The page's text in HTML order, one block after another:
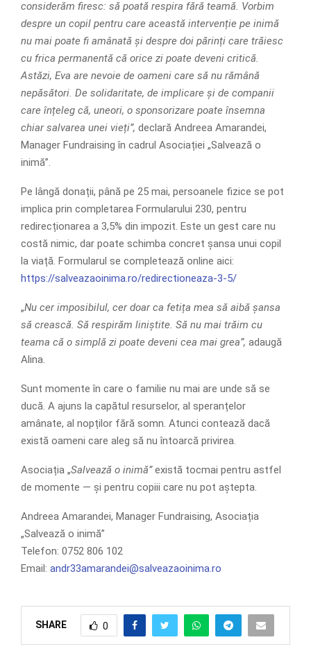
considerăm firesc: să poată respira fără teamă. Vorbim
despre un copil pentru care această intervenție pe inimă
nu mai poate fi amânată și despre doi părinți care trăiesc
cu frica permanentă că orice zi poate deveni critică.
Astăzi, Eva are nevoie de oameni care să nu rămână
nepăsători. De solidaritate, de implicare și de companii
care înțeleg că, uneori, o sponsorizare poate însemna
chiar salvarea unei vieți”, declară Andreea Amarandei,
Manager Fundraising în cadrul Asociației „Salvează o
inimă”.
Pe lângă donații, până pe 25 mai, persoanele fizice se pot
implica prin completarea Formularului 230, pentru
redirecționarea a 3,5% din impozit. Este un gest care nu
costă nimic, dar poate schimba concret șansa unui copil
la viață. Formularul se completează online aici:
https://salveazaoinima.ro/redirectioneaza-3-5/
„Nu cer imposibilul, cer doar ca fetița mea să aibă șansa
să crească. Să respirăm liniștite. Să nu mai trăim cu
teama că o simplă zi poate deveni cea mai grea”, adaugă
Alina.
Sunt momente în care o familie nu mai are unde să se
ducă. A ajuns la capătul resurselor, al speranțelor
amânate, al nopților fără somn. Atunci contează dacă
există oameni care aleg să nu întoarcă privirea.
Asociația „Salvează o inimă”există tocmai pentru astfel
de momente — și pentru copiii care nu pot aștepta.
Andreea Amarandei, Manager Fundraising, Asociația
„Salvează o inimă”
Telefon: 0752 806 102
Email: andr33amarandei@salveazaoinima.ro
SHARE 0